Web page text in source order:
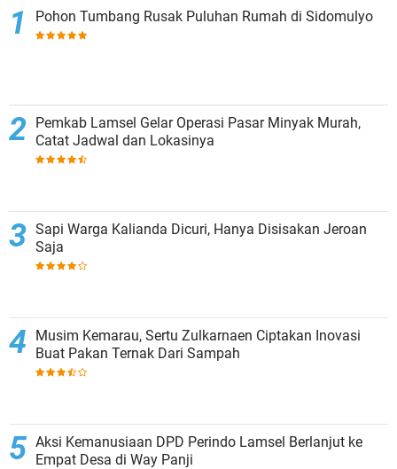
Pohon Tumbang Rusak Puluhan Rumah di Sidomulyo
Pemkab Lamsel Gelar Operasi Pasar Minyak Murah,
Catat Jadwal dan Lokasinya
Sapi Warga Kalianda Dicuri, Hanya Disisakan Jeroan
Saja
Musim Kemarau, Sertu Zulkarnaen Ciptakan Inovasi
Buat Pakan Ternak Dari Sampah
Aksi Kemanusiaan DPD Perindo Lamsel Berlanjut ke
Empat Desa di Way Panji